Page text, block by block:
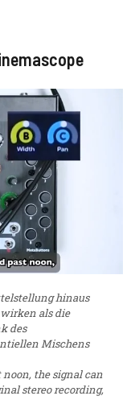
hinaus
als die
des
Mischens
the signal can
stereo recording,